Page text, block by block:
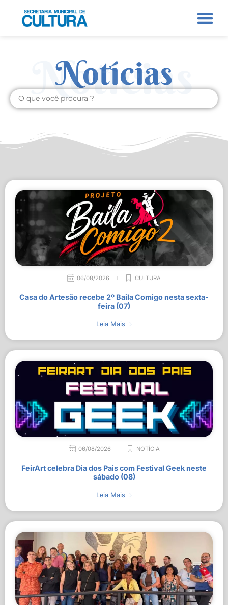
Notícias
Notícias
06/08/2026 CULTURA
Casa do Artesão recebe 2º Baila Comigo nesta sexta-
feira (07)
Leia Mais
06/08/2026 NOTÍCIA
FeirArt celebra Dia dos Pais com Festival Geek neste
sábado (08)
Leia Mais